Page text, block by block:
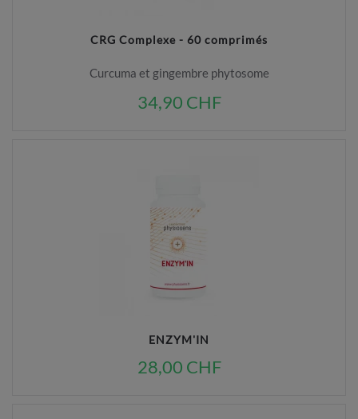
CRG Complexe - 60 comprimés
Curcuma et gingembre phytosome
34,90 CHF
ENZYM'IN
28,00 CHF